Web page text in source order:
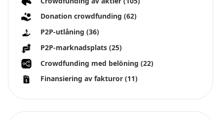
Donation crowdfunding (62)
P2P-utlåning (36)
P2P-marknadsplats (25)
Crowdfunding med belöning (22)
Finansiering av fakturor (11)